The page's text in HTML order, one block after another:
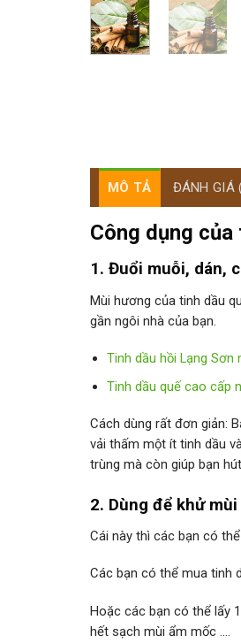
MÔ TẢ ĐÁNH GIÁ
Công dụng
1. Đuổi muỗi, dán,
Mùi hương của tinh dầu
gần ngôi nhà của bạn.
Tinh dầu hồi Lạng Sơn
Tinh dầu quế cao cấp
Cách dùng rất đơn giản:
vải thấm một ít tinh dầu
trùng mà còn giúp bạn
2. Dùng để khử
Cái này thì các bạn có
Các bạn có thể mua tinh
Hoặc các bạn có thể lấy
hết sạch mùi ẩm mốc ….